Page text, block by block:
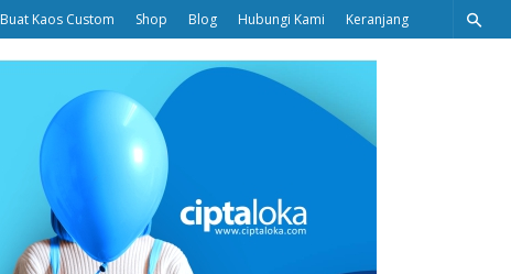
Buat Kaos Custom Shop Blog Hubungi Kami Keranjang